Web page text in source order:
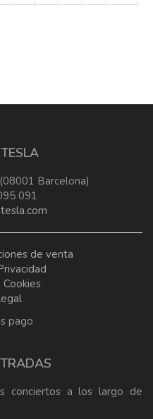
Barcelona)
091
de venta
conciertos a los largo de